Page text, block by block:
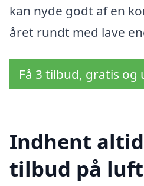
kan nyde godt af en
året rundt med lave
Få 3 tilbud, gratis
Indhent
tilbud på